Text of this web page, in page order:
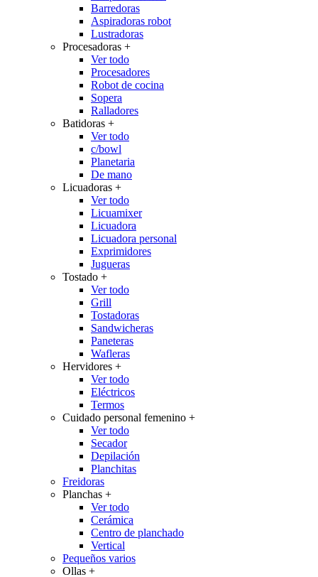
Barredoras
Aspiradoras robot
Lustradoras
Procesadoras +
Ver todo
Procesadores
Robot de cocina
Sopera
Ralladores
Batidoras +
Ver todo
c/bowl
Planetaria
De mano
Licuadoras +
Ver todo
Licuamixer
Licuadora
Licuadora personal
Exprimidores
Jugueras
Tostado +
Ver todo
Grill
Tostadoras
Sandwicheras
Paneteras
Wafleras
Hervidores +
Ver todo
Eléctricos
Termos
Cuidado personal femenino +
Ver todo
Secador
Depilación
Planchitas
Freidoras
Planchas +
Ver todo
Cerámica
Centro de planchado
Vertical
Pequeños varios
Ollas +